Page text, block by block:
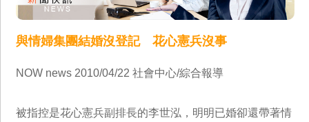
與情婦集團結婚沒登記 花心憲兵沒事
NOW news 2010/04/22 社會中心/綜合報導
被指控是花心憲兵副排長的李世泓，明明已婚卻還帶著情